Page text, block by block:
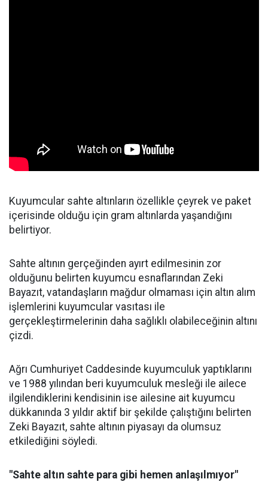
Kuyumcular sahte altınların özellikle çeyrek ve paket
içerisinde olduğu için gram altınlarda yaşandığını
belirtiyor.
Sahte altının gerçeğinden ayırt edilmesinin zor
olduğunu belirten kuyumcu esnaflarından Zeki
Bayazıt, vatandaşların mağdur olmaması için altın alım
işlemlerini kuyumcular vasıtası ile
gerçekleştirmelerinin daha sağlıklı olabileceğinin altını
çizdi.
Ağrı Cumhuriyet Caddesinde kuyumculuk yaptıklarını
ve 1988 yılından beri kuyumculuk mesleği ile ailece
ilgilendiklerini kendisinin ise ailesine ait kuyumcu
dükkanında 3 yıldır aktif bir şekilde çalıştığını belirten
Zeki Bayazıt, sahte altının piyasayı da olumsuz
etkilediğini söyledi.
"Sahte altın sahte para gibi hemen anlaşılmıyor"